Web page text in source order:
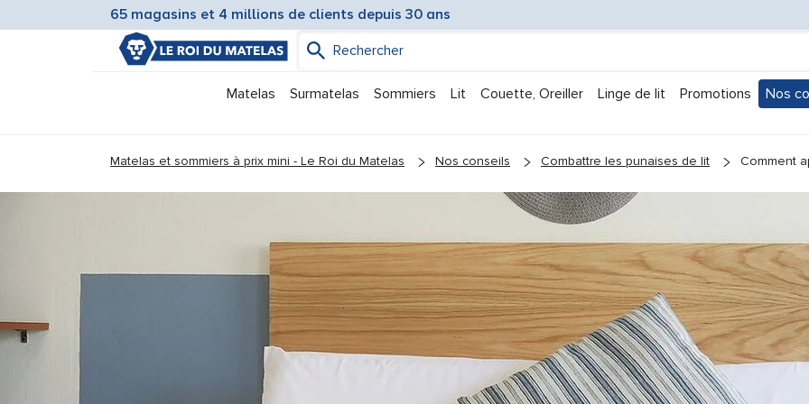
65 magasins et 4 millions de clients depuis 30 ans
Matelas Surmatelas Sommiers Lit Couette, Oreiller Linge de lit Promotions
Nos
Matelas et sommiers à prix mini - Le Roi du Matelas Nos conseils Combattre les punaises de lit Comment